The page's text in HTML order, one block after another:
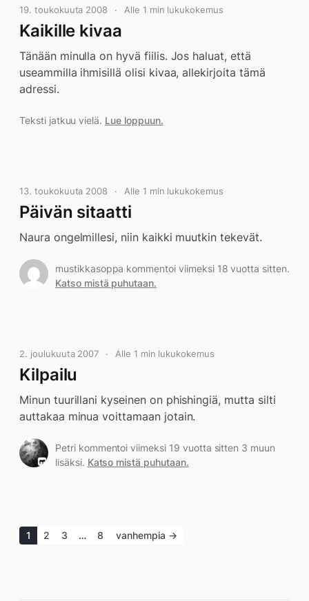
19. toukokuuta 2008 Alle 1 min lukukokemus
Kaikille kivaa
Tänään minulla on hyvä fiilis. Jos haluat, että
useammilla ihmisillä olisi kivaa, allekirjoita tämä
adressi.
Teksti jatkuu vielä. Lue loppuun.
13. toukokuuta 2008 Alle 1 min lukukokemus
Päivän sitaatti
Naura ongelmillesi, niin kaikki muutkin tekevät.
mustikkasoppa kommentoi viimeksi 18 vuotta sitten.
Katso mistä puhutaan.
2. joulukuuta 2007 Alle 1 min lukukokemus
Kilpailu
Minun tuurillani kyseinen on phishingiä, mutta silti
auttakaa minua voittamaan jotain.
Petri kommentoi viimeksi 19 vuotta sitten 3 muun
lisäksi. Katso mistä puhutaan.
1 2 3 … 8 vanhempia →